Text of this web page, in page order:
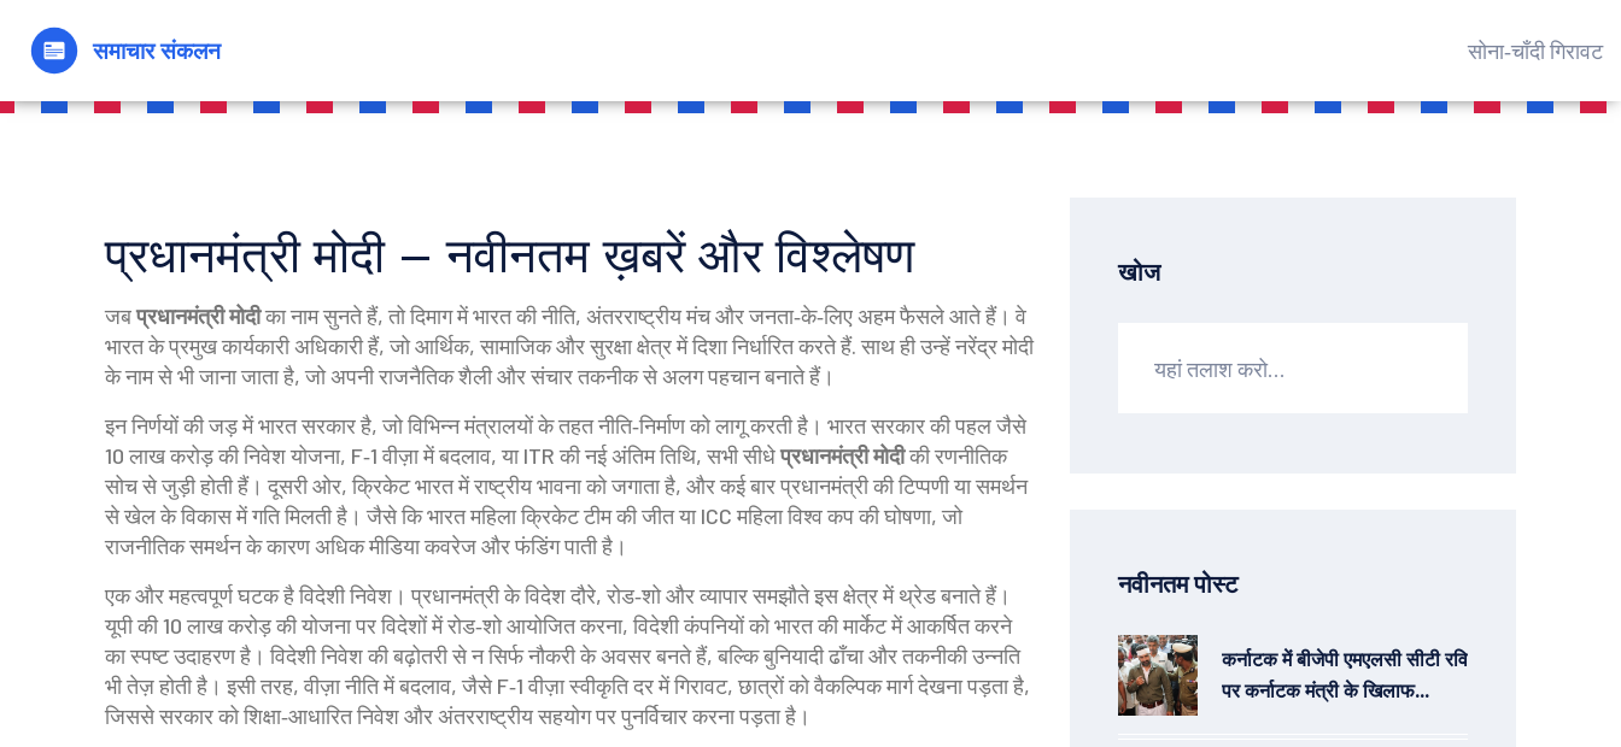
सोना‑चाँदी गिरावट
प्रधानमंत्री मोदी – नवीनतम ख़बरें और विश्लेषण
जबप्रधानमंत्री मोदीका नाम सुनते हैं, तो दिमाग में भारत की नीति, अंतरराष्ट्रीय मंच और जनता‑के‑लिए अहम फैसले आते हैं।वे
भारत के प्रमुख कार्यकारी अधिकारी हैं, जो आर्थिक, सामाजिक और सुरक्षा क्षेत्र में दिशा निर्धारित करते हैं. साथ ही उन्हेंनरेंद्र मोदी
के नाम से भी जाना जाता है, जो अपनी राजनैतिक शैली और संचार तकनीक से अलग पहचान बनाते हैं।
इन निर्णयों की जड़ मेंभारत सरकारहै, जो विभिन्न मंत्रालयों के तहत नीति‑निर्माण को लागू करती है। भारत सरकार की पहल जैसे
10 लाख करोड़ की निवेश योजना, F‑1 वीज़ा में बदलाव, या ITR की नई अंतिम तिथि, सभी सीधेप्रधानमंत्री मोदीकी रणनीतिक
सोच से जुड़ी होती हैं। दूसरी ओर,क्रिकेटभारत में राष्ट्रीय भावना को जगाता है, और कई बार प्रधानमंत्री की टिप्पणी या समर्थन
से खेल के विकास में गति मिलती है। जैसे कि भारत महिला क्रिकेट टीम की जीत या ICC महिला विश्व कप की घोषणा, जो
राजनीतिक समर्थन के कारण अधिक मीडिया कवरेज और फंडिंग पाती है।
एक और महत्वपूर्ण घटक हैविदेशी निवेश । प्रधानमंत्री के विदेश दौरे, रोड‑शो और व्यापार समझौते इस क्षेत्र में थ्रेड बनाते हैं।
यूपी की 10 लाख करोड़ की योजना पर विदेशों में रोड‑शो आयोजित करना, विदेशी कंपनियों को भारत की मार्केट में आकर्षित करने
का स्पष्ट उदाहरण है। विदेशी निवेश की बढ़ोतरी से न सिर्फ नौकरी के अवसर बनते हैं, बल्कि बुनियादी ढाँचा और तकनीकी उन्नति
भी तेज़ होती है। इसी तरह, वीज़ा नीति में बदलाव, जैसे F‑1 वीज़ा स्वीकृति दर में गिरावट, छात्रों को वैकल्पिक मार्ग देखना पड़ता है,
जिससे सरकार को शिक्षा‑आधारित निवेश और अंतरराष्ट्रीय सहयोग पर पुनर्विचार करना पड़ता है।
खोज
नवीनतम पोस्ट
कर्नाटक में बीजेपी एमएलसी सीटी रवि
पर कर्नाटक मंत्री के खिलाफ